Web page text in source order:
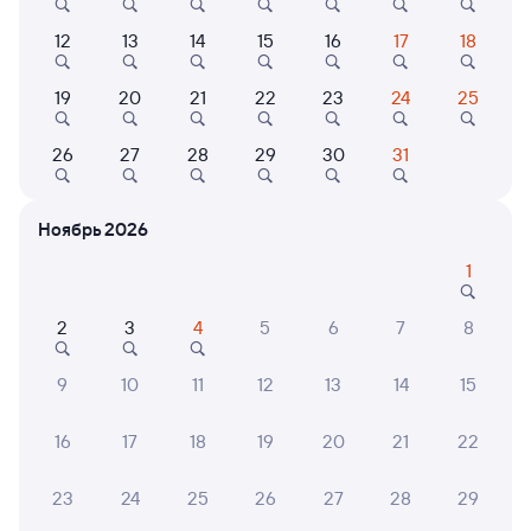
от 1 ⁠354 ⁠₽ 1 ⁠703 ⁠₽ 4 ⁠459 ⁠₽
Выберите дату
358Е Проходящий
Екатеринбург Пасс.
Екатеринбург
04:44
Дни следования ближайшие: 7, 10, 12 августа
12 13 14 15 16 17 18
19 20 21 22 23 24 25
26 27 28 29 30 31
Ноябрь 2026
1
2 3 4 5 6 7 8
9 10 11 12 13 14 15
16 17 18 19 20 21 22
23 24 25 26 27 28 29